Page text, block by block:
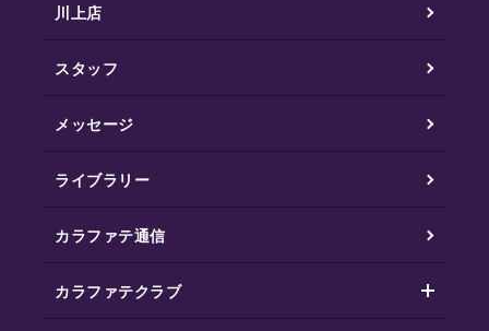
川上店
スタッフ
メッセージ
ライブラリー
カラファテ通信
カラファテクラブ